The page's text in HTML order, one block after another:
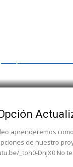
aprenderemos
de nuestro
_toh0-DnjX0 No te